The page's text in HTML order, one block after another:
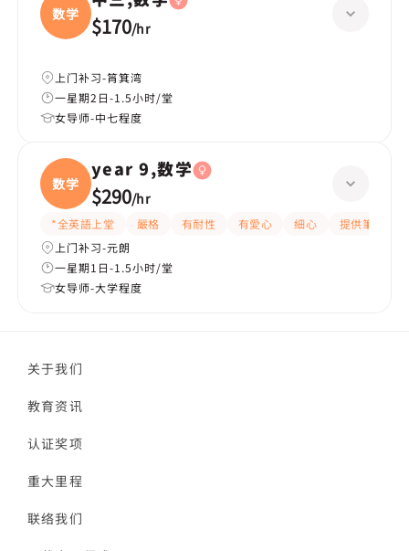
数学 $170/hr
上门补习-筲箕湾
一星期2日-1.5小时/堂
女导师-中七程度
数学
year 9,数学
$290/hr
*全英語上堂 嚴格 有耐性 有愛心 細心 提供筆記
上门补习-元朗
一星期1日-1.5小时/堂
女导师-大学程度
关于我们
教育资讯
认证奖项
重大里程
联络我们